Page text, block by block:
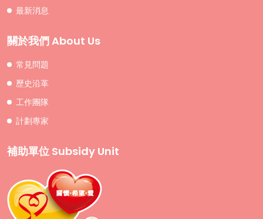
最新消息
關於我們 About Us
常見問題
歷史沿革
工作團隊
計劃專家
補助單位 Subsidy Unit